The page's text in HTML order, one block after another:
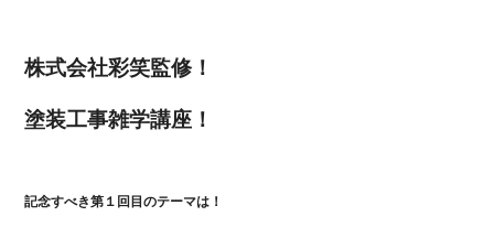
株式会社彩笑監修！
塗装工事雑学講座！
記念すべき第１回目のテーマは！